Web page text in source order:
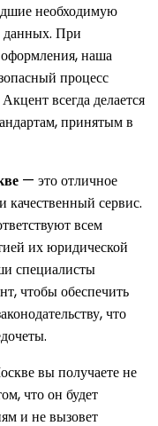
необходимую
данных. При
наша
процесс
всегда делается
принятым в
— это отличное
сервис.
всем
их юридической
специалисты
чтобы обеспечить
что
вы получаете не
что он будет
и не вызовет